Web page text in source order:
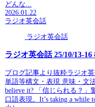
どんな...
2026.01.22
ラジオ英会話
ラジオ英会話
ラジオ英会話 25/10/13-
ブログ記事より抜粋ラジオ
単語等構文・表現 意味・文
believe it? 「信じられる？」
口語表現。It’s taking a while